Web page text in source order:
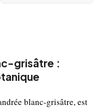
grisâtre :
blanc-grisâtre, est